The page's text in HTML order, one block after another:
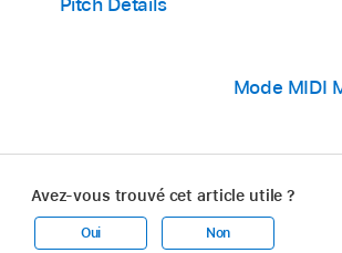
Mode MIDI
Avez-vous trouvé cet article utile ?
Oui Non